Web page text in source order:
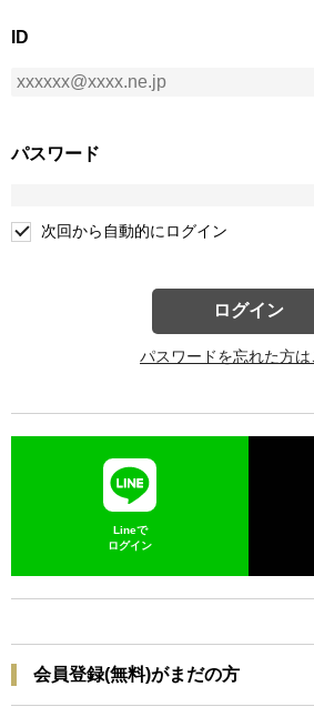
ID
パスワード
次回から自動的にログイン
ログイン
パスワードを忘れた方は
Lineで
ログイン
会員登録(無料)がまだの方